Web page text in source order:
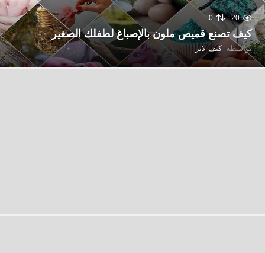
20
0
كيف تصنع قميص ملون بالإصباغ لطفلك الصغير
بواسطة كيف لابز